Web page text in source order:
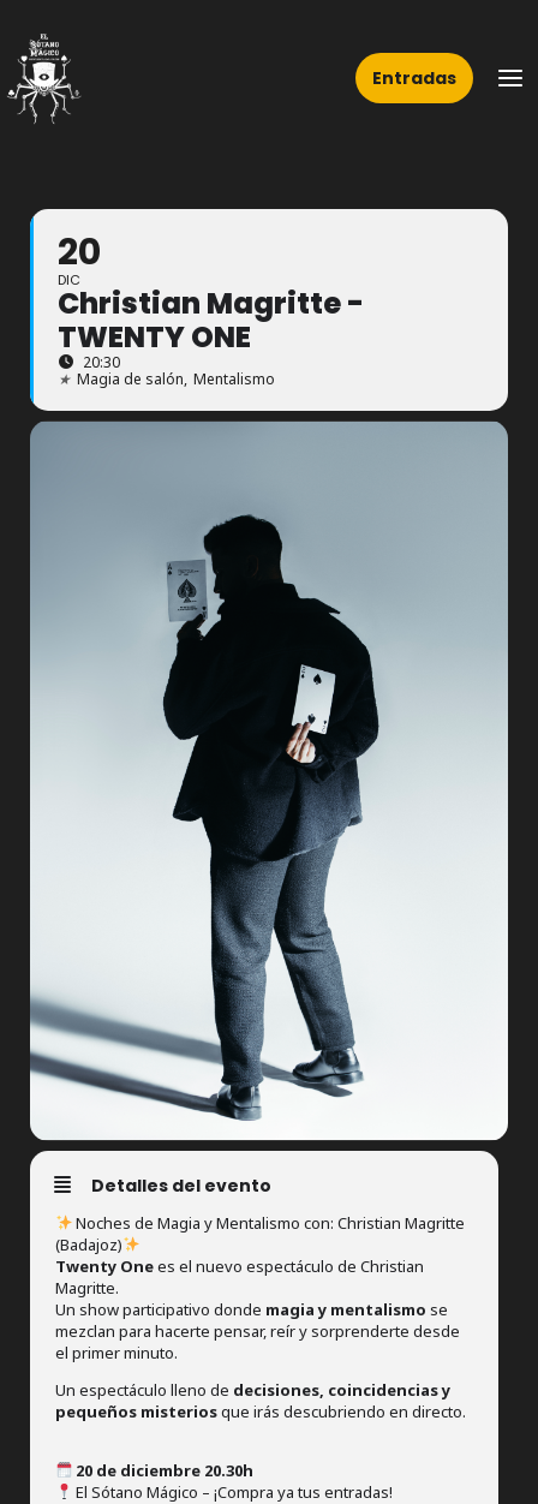
contenido
Entradas
20
DIC
Christian Magritte -
TWENTY ONE
20:30
★ Magia de salón, Mentalismo
Detalles del evento
Noches de Magia y Mentalismo con: Christian Magritte
(Badajoz)
Twenty Onees el nuevo espectáculo de Christian
Magritte.
Un show participativo donde magia y mentalismo se
mezclan para hacerte pensar, reír y sorprenderte desde
el primer minuto.
Un espectáculo lleno de decisiones, coincidencias y
pequeños misteriosque irás descubriendo en directo.
20 de diciembre 20.30h
El Sótano Mágico – ¡Compra ya tus entradas!